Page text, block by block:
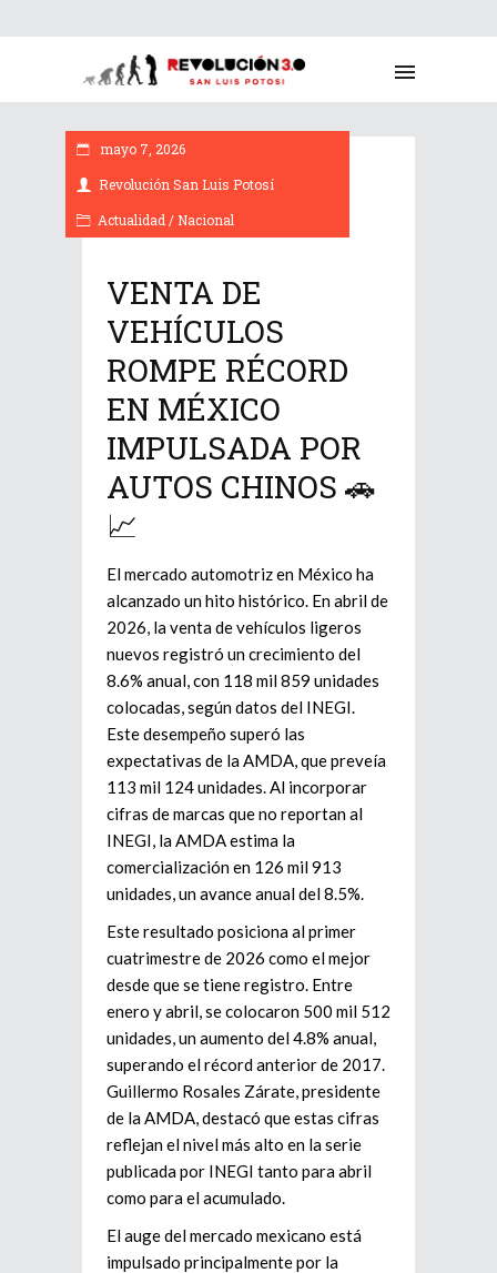
mayo 7, 2026
Revolución San Luis Potosí
Actualidad / Nacional
VENTA DE
VEHÍCULOS
ROMPE RÉCORD
EN MÉXICO
IMPULSADA POR
AUTOS CHINOS 🚗
📈
El mercado automotriz en México ha
alcanzado un hito histórico. En abril de
2026, la venta de vehículos ligeros
nuevos registró un crecimiento del
8.6% anual, con 118 mil 859 unidades
colocadas, según datos del INEGI.
Este desempeño superó las
expectativas de la AMDA, que preveía
113 mil 124 unidades. Al incorporar
cifras de marcas que no reportan al
INEGI, la AMDA estima la
comercialización en 126 mil 913
unidades, un avance anual del 8.5%.
Este resultado posiciona al primer
cuatrimestre de 2026 como el mejor
desde que se tiene registro. Entre
enero y abril, se colocaron 500 mil 512
unidades, un aumento del 4.8% anual,
superando el récord anterior de 2017.
Guillermo Rosales Zárate, presidente
de la AMDA, destacó que estas cifras
reflejan el nivel más alto en la serie
publicada por INEGI tanto para abril
como para el acumulado.
El auge del mercado mexicano está
impulsado principalmente por la